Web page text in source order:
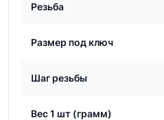
Резьба
Размер под ключ
Шаг резьбы
Вес 1 шт (грамм)